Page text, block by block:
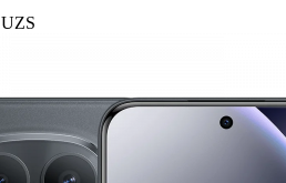
UZS
5.842.500 UZS